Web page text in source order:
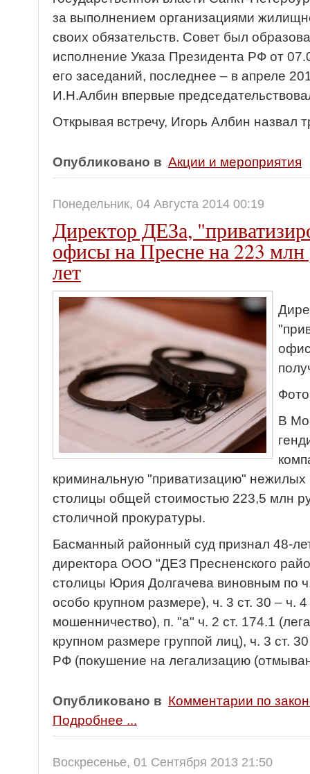
за выполнением организациями
своих обязательств. Совет был
исполнение Указа Президента РФ от
его заседаний, последнее – в апреле
И.Н.Албин впервые
Открывая встречу, Игорь Албин назвал
Опубликовано в Акции и мероприятия
Понедельник, 04 Августа 2014 00:19
Директор ДЕЗа,
офисы на Пресне на 223 млн
лет
В
криминальную "приватизацию"
столицы общей стоимостью 223,5 млн
столичной прокуратуры.
Басманный районный суд признал 48-
директора ООО "ДЕЗ Пресненского
столицы Юрия Долгачева виновным по
особо крупном размере), ч. 3 ст. 30 – ч.
мошенничество), п. "а" ч. 2 ст. 174.1
крупном размере группой лиц), ч. 3 ст.
РФ (покушение на легализацию
Опубликовано в Комментарии по
Подробнее ...
Воскресенье, 01 Сентября 2013 21:50